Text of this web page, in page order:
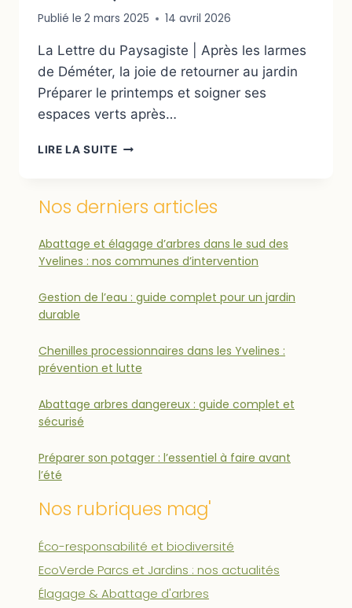
Publié le 2 mars 2025 14 avril 2026
La Lettre du Paysagiste | Après les larmes
de Déméter, la joie de retourner au jardin
Préparer le printemps et soigner ses
espaces verts après…
LIRE LA SUITE
Nos derniers articles
Abattage et élagage d’arbres dans le sud des
Yvelines : nos communes d’intervention
Gestion de l’eau : guide complet pour un jardin
durable
Chenilles processionnaires dans les Yvelines :
prévention et lutte
Abattage arbres dangereux : guide complet et
sécurisé
Préparer son potager : l’essentiel à faire avant
l’été
Nos rubriques mag'
Éco-responsabilité et biodiversité
EcoVerde Parcs et Jardins : nos actualités
Élagage & Abattage d'arbres